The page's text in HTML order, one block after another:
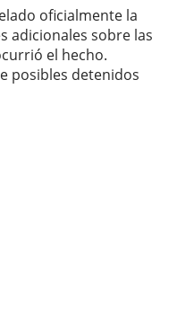
oficialmente la
adicionales sobre las
el hecho.
posibles detenidos